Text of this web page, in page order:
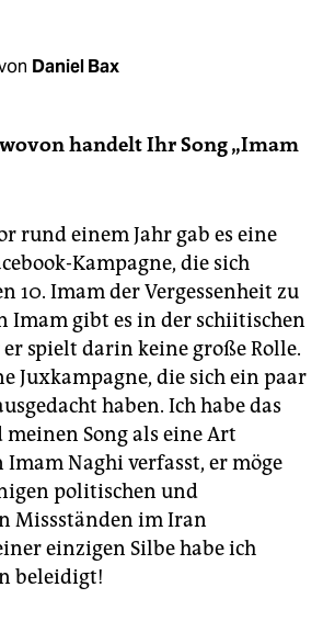
Daniel Bax
handelt Ihr Song „Imam
rund einem Jahr gab es eine
Kampagne, die sich
10. Imam der Vergessenheit zu
Imam gibt es in der schiitischen
spielt darin keine große Rolle.
Juxkampagne, die sich ein paar
haben. Ich habe das
Song als eine Art
Naghi verfasst, er möge
politischen und
Missständen im Iran
einzigen Silbe habe ich
beleidigt!